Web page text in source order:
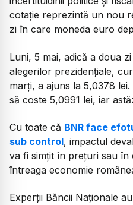
cotație reprezintă un nou
zi în care moneda euro
Luni, 5 mai, adică a doua
alegerilor prezidențiale,
marți, a ajuns la 5,0378
să coste 5,0991 lei, iar
Cu toate că BNR face
sub control, impactul
va fi simțit în prețuri sau în
întreaga economie
Experții Băncii Naționale